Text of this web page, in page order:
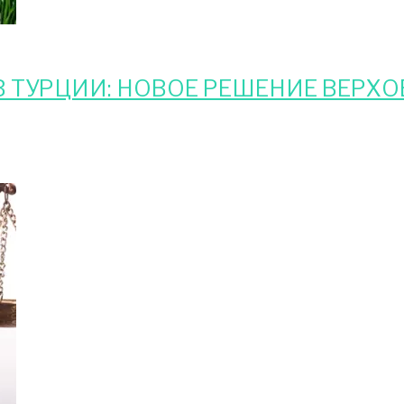
НОВОЕ РЕШЕНИЕ